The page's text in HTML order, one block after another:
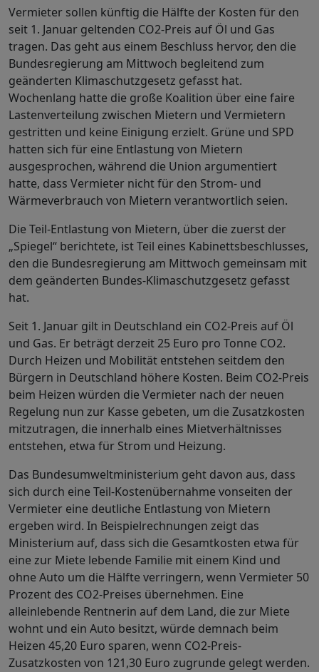
Vermieter sollen künftig die Hälfte der Kosten für den
seit 1. Januar geltenden CO2-Preis auf Öl und Gas
tragen. Das geht aus einem Beschluss hervor, den die
Bundesregierung am Mittwoch begleitend zum
geänderten Klimaschutzgesetz gefasst hat.
Wochenlang hatte die große Koalition über eine faire
Lastenverteilung zwischen Mietern und Vermietern
gestritten und keine Einigung erzielt. Grüne und SPD
hatten sich für eine Entlastung von Mietern
ausgesprochen, während die Union argumentiert
hatte, dass Vermieter nicht für den Strom- und
Wärmeverbrauch von Mietern verantwortlich seien.
Die Teil-Entlastung von Mietern, über die zuerst der
„Spiegel“ berichtete, ist Teil eines Kabinettsbeschlusses,
den die Bundesregierung am Mittwoch gemeinsam mit
dem geänderten Bundes-Klimaschutzgesetz gefasst
hat.
Seit 1. Januar gilt in Deutschland ein CO2-Preis auf Öl
und Gas. Er beträgt derzeit 25 Euro pro Tonne CO2.
Durch Heizen und Mobilität entstehen seitdem den
Bürgern in Deutschland höhere Kosten. Beim CO2-Preis
beim Heizen würden die Vermieter nach der neuen
Regelung nun zur Kasse gebeten, um die Zusatzkosten
mitzutragen, die innerhalb eines Mietverhältnisses
entstehen, etwa für Strom und Heizung.
Das Bundesumweltministerium geht davon aus, dass
sich durch eine Teil-Kostenübernahme vonseiten der
Vermieter eine deutliche Entlastung von Mietern
ergeben wird. In Beispielrechnungen zeigt das
Ministerium auf, dass sich die Gesamtkosten etwa für
eine zur Miete lebende Familie mit einem Kind und
ohne Auto um die Hälfte verringern, wenn Vermieter 50
Prozent des CO2-Preises übernehmen. Eine
alleinlebende Rentnerin auf dem Land, die zur Miete
wohnt und ein Auto besitzt, würde demnach beim
Heizen 45,20 Euro sparen, wenn CO2-Preis-
Zusatzkosten von 121,30 Euro zugrunde gelegt werden.